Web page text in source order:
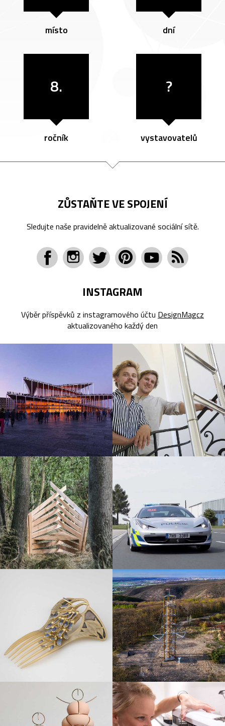
místo dní
8.
ročník
?
vystavovatelů
ZŮSTAŇTE VE SPOJENÍ
Sledujte naše pravidelně aktualizované sociální sítě.
INSTAGRAM
Výběr příspěvků z instagramového účtu DesignMagcz
aktualizovaného každý den